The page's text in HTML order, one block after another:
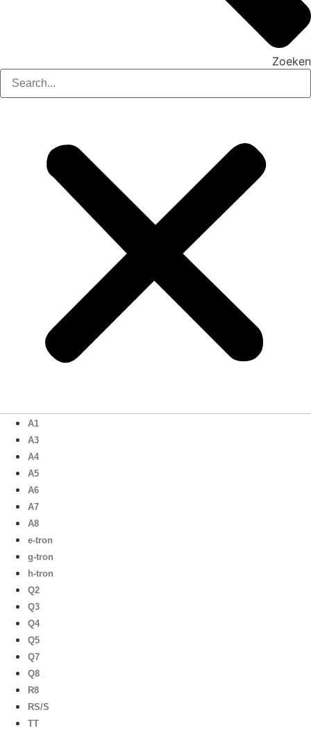
Zoeken
A1
A3
A4
A5
A6
A7
A8
e-tron
g-tron
h-tron
Q2
Q3
Q4
Q5
Q7
Q8
R8
RS/S
TT